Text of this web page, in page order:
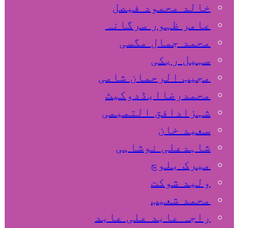
خالد محمود فیصل
عامر ظہور سرگانہ
محمد جمال مگسی
سہیل ريكی
مجیب الرحمان شامی
محمدرضاایڈدوکیٹ
شہزادافق التمیمی
سعید خان
شاہدعلی نوشاہی
میرک بلوچ
ولید شوکت
محمد شعیب
راجہ عابد علی عابد